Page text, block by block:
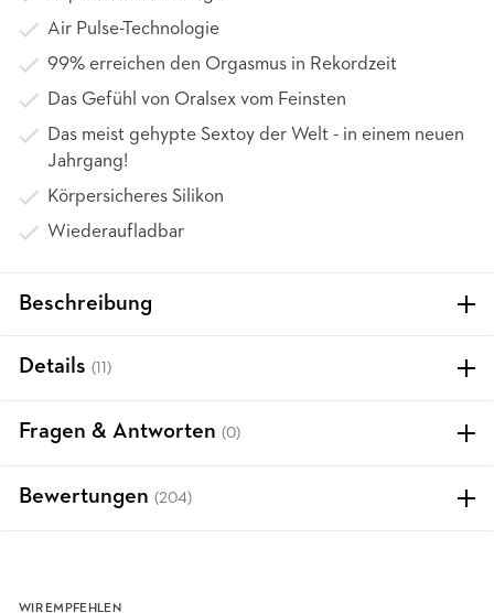
Air Pulse-Technologie
99% erreichen den Orgasmus in Rekordzeit
Das Gefühl von Oralsex vom Feinsten
Das meist gehypte Sextoy der Welt - in einem neuen
Jahrgang!
Körpersicheres Silikon
Wiederaufladbar
Beschreibung
Details (11)
Fragen & Antworten (0)
Bewertungen (204)
WIR EMPFEHLEN